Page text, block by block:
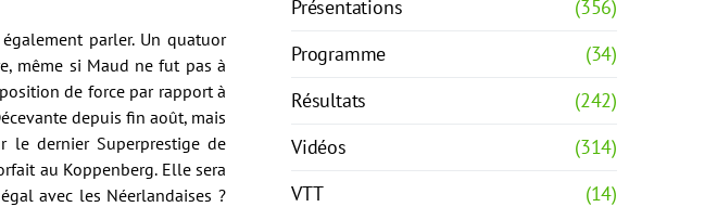
parler. Un quatuor
même si Maud ne fut pas à
de force par rapport à
depuis fin août, mais
le dernier Superprestige de
au Koppenberg. Elle sera
avec les Néerlandaises ?
Présentations
(356)
Programme
(34)
Résultats
(242)
Vidéos
(314)
VTT
(14)